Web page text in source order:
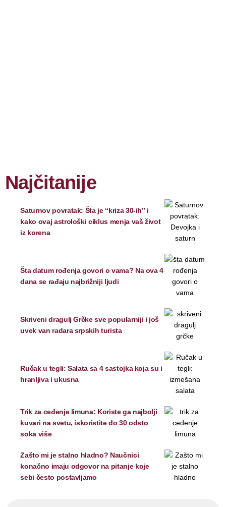
Najčitanije
Saturnov povratak: Šta je “kriza 30-ih” i
kako ovaj astrološki ciklus menja vaš život
iz korena
Šta datum rođenja govori o vama? Na ova 4
dana se rađaju najbrižniji ljudi
Skriveni dragulj Grčke sve popularniji i još
uvek van radara srpskih turista
Ručak u tegli: Salata sa 4 sastojka koja su i
hranljiva i ukusna
Trik za ceđenje limuna: Koriste ga najbolji
kuvari na svetu, iskoristite do 30 odsto
soka više
Zašto mi je stalno hladno? Naučnici
konačno imaju odgovor na pitanje koje
sebi često postavljamo